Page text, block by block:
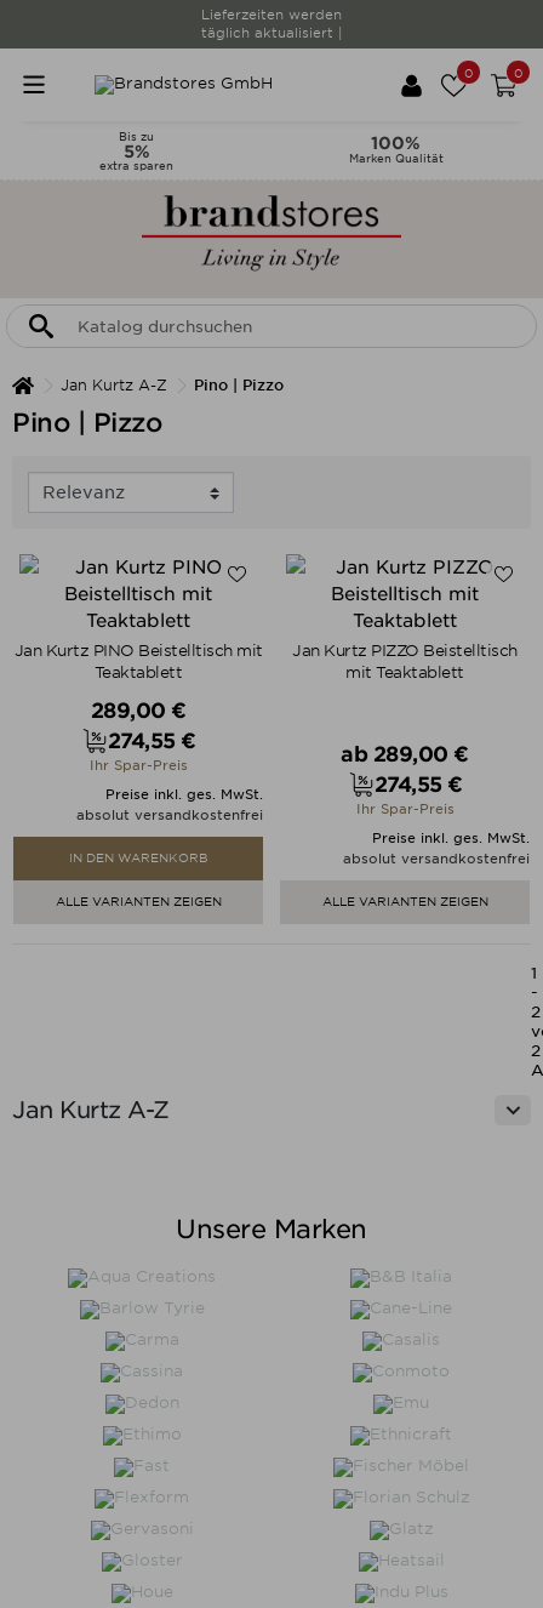
Lieferzeiten werden
täglich aktualisiert |
0 0
Bis zu
5%
extra sparen
100%
Marken Qualität
Jan Kurtz A-Z Pino | Pizzo
Preis bis
€
Hersteller
Produkte ansehen
Jan Kurtz A-Z 
Pino | Pizzo
Jan Kurtz PINO Beistelltisch mit
Teaktablett
Verkaufspreis
289,00 €
Preis
274,55 €
Ihr Spar-Preis
Preise inkl. ges. MwSt.
absolut versandkostenfrei
IN DEN WARENKORB
ALLE VARIANTEN ZEIGEN
Jan Kurtz PIZZO Beistelltisch
mit Teaktablett
Verkaufspreis
ab 289,00 €
Preis
274,55 €
Ihr Spar-Preis
Preise inkl. ges. MwSt.
absolut versandkostenfrei
ALLE VARIANTEN ZEIGEN
1
-
2
2
Unsere Marken